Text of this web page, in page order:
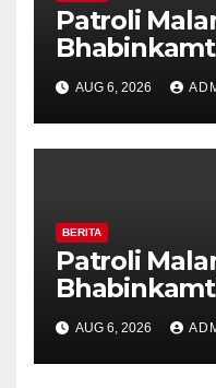
Patroli
Pilar
Perkuat
Diajak
AUG 6, 2026
BERITA
Patroli
Pilar
Perkuat
Diajak
AUG 6, 2026